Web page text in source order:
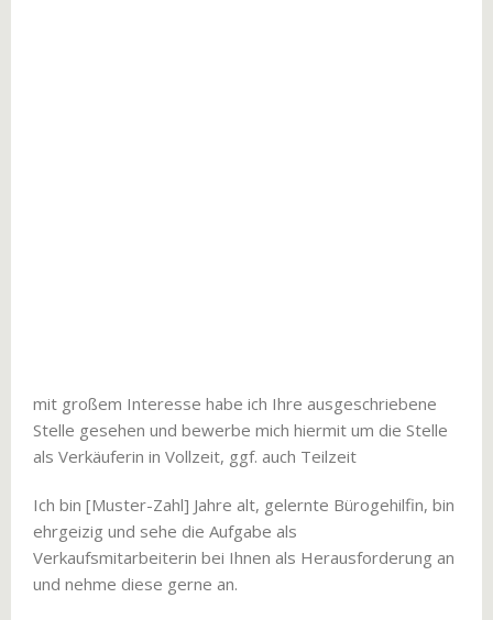
mit großem Interesse habe ich Ihre ausgeschriebene
Stelle gesehen und bewerbe mich hiermit um die Stelle
als Verkäuferin in Vollzeit, ggf. auch Teilzeit
Ich bin [Muster-Zahl] Jahre alt, gelernte Bürogehilfin, bin
ehrgeizig und sehe die Aufgabe als
Verkaufsmitarbeiterin bei Ihnen als Herausforderung an
und nehme diese gerne an.